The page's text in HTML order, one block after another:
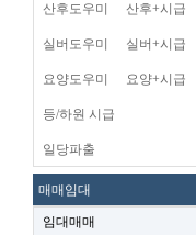
산후도우미 산후+시급
실버도우미 실버+시급
요양도우미 요양+시급
등/하원 시급
일당파출
매매임대
임대매매